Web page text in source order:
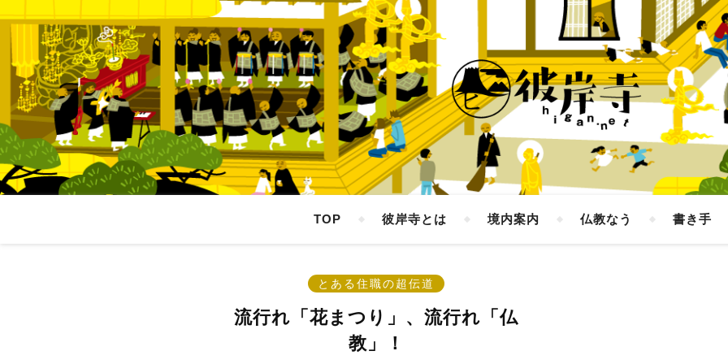
TOP 彼岸寺とは 境内案内 仏教なう 書き手
とある住職の超伝道
流行れ「花まつり」、流行れ「仏
教」！